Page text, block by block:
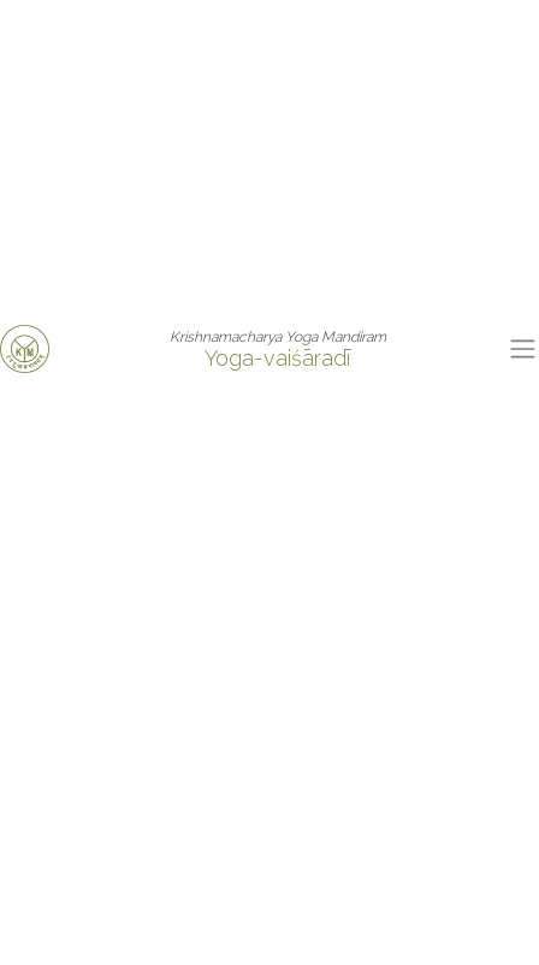
Krishnamacharya Yoga Mandiram
Yoga-vaiśāradī